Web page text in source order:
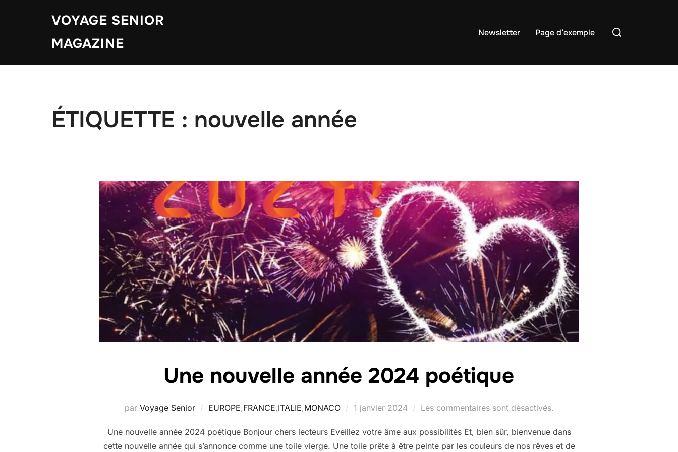
VOYAGE SENIOR
MAGAZINE
Newsletter Page d’exemple
Rechercher :
ÉTIQUETTE : nouvelle année
Une nouvelle année 2024 poétique
par Voyage Senior EUROPE,FRANCE,ITALIE,MONACO
Publié
1 janvier 2024 Les commentaires sont désactivés.
Une nouvelle année 2024 poétique Bonjour chers lecteurs Eveillez votre âme aux possibilités Et, bien sûr, bienvenue dans
cette nouvelle année qui s’annonce comme une toile vierge. Une toile prête à être peinte par les couleurs de nos rêves et de